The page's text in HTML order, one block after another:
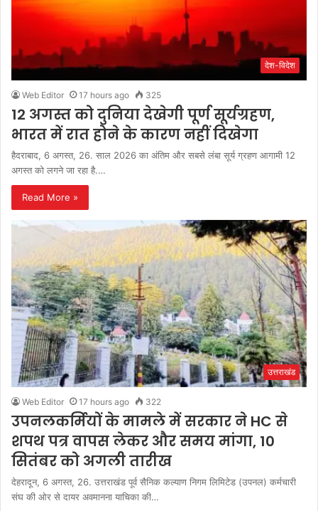
देश-विदेश
Web Editor 17 hours ago 325
12 अगस्त को दुनिया देखेगी पूर्ण सूर्यग्रहण,
भारत में रात होने के कारण नहीं दिखेगा
हैदराबाद, 6 अगस्त, 26. साल 2026 का अंतिम और सबसे लंबा सूर्य ग्रहण आगामी 12
अगस्त को लगने जा रहा है.…
Read More »
उत्तराखंड
Web Editor 17 hours ago 322
उपनलकर्मियों के मामले में सरकार ने HC से
शपथ पत्र वापस लेकर और समय मांगा, 10
सितंबर को अगली तारीख
देहरादून, 6 अगस्त, 26. उत्तराखंड पूर्व सैनिक कल्याण निगम लिमिटेड (उपनल) कर्मचारी
संघ की ओर से दायर अवमानना याचिका की…